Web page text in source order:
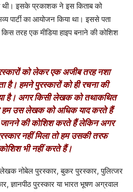
थी। इसके प्रकाशक ने इस किताब को
पार्टी का आयोजन किया था। इससे पता
तरह एक मीडिया हाइप बनाने की कोशिश
को लेकर एक अजीब तरह नशा
है। हमने पुरस्कारों को ही रचना की
है। अगर किसी लेखक को तथाकथित
हम उस लेखक को अधिक याद करते हैं
जानने की कोशिश करते हैं लेकिन अगर
नहीं मिला तो हम उसकी तरफ
भी नहीं करते हैं।
नोबेल पुरस्कार, बुकर पुरस्कार, पुलित्जर
ज्ञानपीठ पुरस्कार या भारत भूषण अग्रवाल